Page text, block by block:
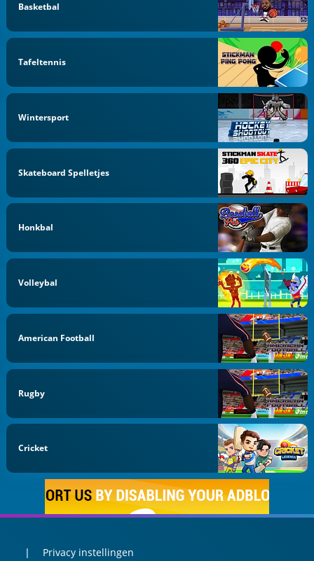
Basketbal
Tafeltennis
Wintersport
Skateboard Spelletjes
Honkbal
Volleybal
American Football
Rugby
Cricket
Privacy instellingen